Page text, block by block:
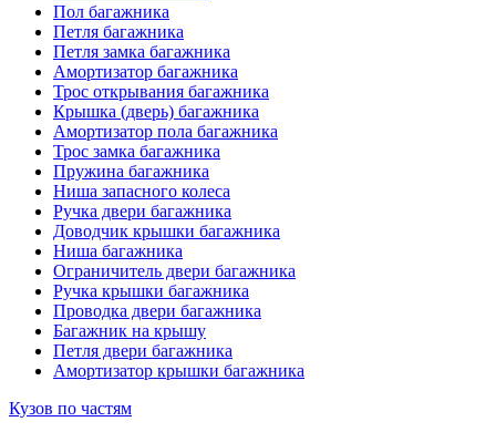
Пол багажника
Петля багажника
Петля замка багажника
Амортизатор багажника
Трос открывания багажника
Крышка (дверь) багажника
Амортизатор пола багажника
Трос замка багажника
Пружина багажника
Ниша запасного колеса
Ручка двери багажника
Доводчик крышки багажника
Ниша багажника
Ограничитель двери багажника
Ручка крышки багажника
Проводка двери багажника
Багажник на крышу
Петля двери багажника
Амортизатор крышки багажника
Кузов по частям